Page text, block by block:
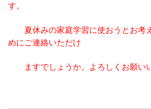
す。
夏休みの家庭学習に使おうとお考
めにご連絡いただけ
ますでしょうか。 よろしくお願い